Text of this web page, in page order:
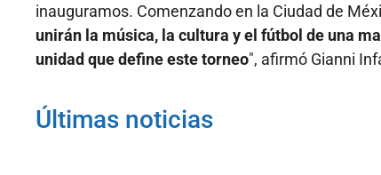
inauguramos. Comenzando en la Ciudad de
unirán la música, la cultura y el fútbol de una
unidad que define este torneo", afirmó Gianni
Últimas noticias